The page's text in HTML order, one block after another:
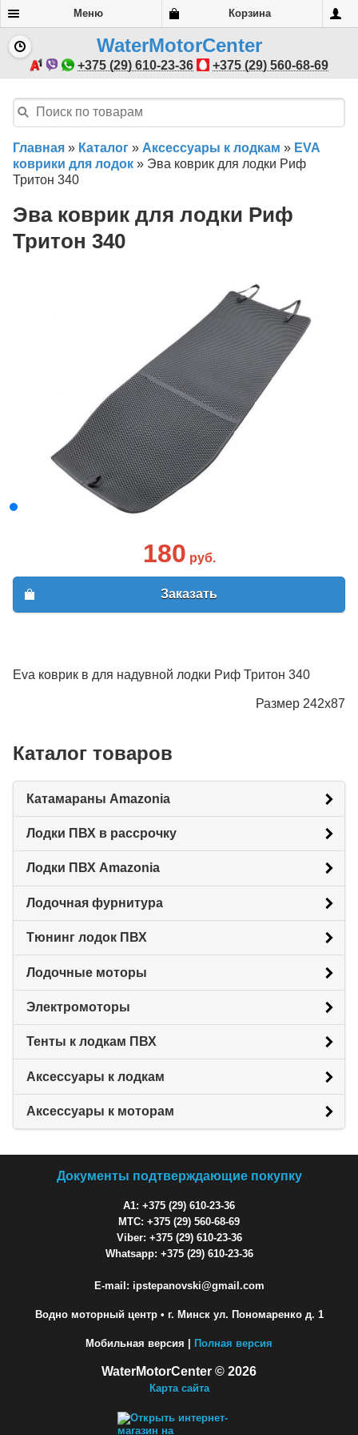
Меню Корзина
WaterMotorCenter
+375 (29) 610-23-36 +375 (29) 560-68-69
Главная » Каталог » Аксессуары к лодкам » EVA
коврики для лодок » Эва коврик для лодки Риф
Тритон 340
Эва коврик для лодки Риф
Тритон 340
180 руб.
Заказать
Eva коврик в для надувной лодки Риф Тритон 340
Размер 242х87
Каталог товаров
Катамараны Amazonia
Лодки ПВХ в рассрочку
Лодки ПВХ Amazonia
Лодочная фурнитура
Тюнинг лодок ПВХ
Лодочные моторы
Электромоторы
Тенты к лодкам ПВХ
Аксессуары к лодкам
Аксессуары к моторам
Документы подтверждающие покупку
A1: +375 (29) 610-23-36
МТС: +375 (29) 560-68-69
Viber: +375 (29) 610-23-36
Whatsapp: +375 (29) 610-23-36
E-mail: ipstepanovski@gmail.com
Водно моторный центр• г. Минск ул. Пономаренко д. 1
Мобильная версия | Полная версия
WaterMotorCenter © 2026
Карта сайта